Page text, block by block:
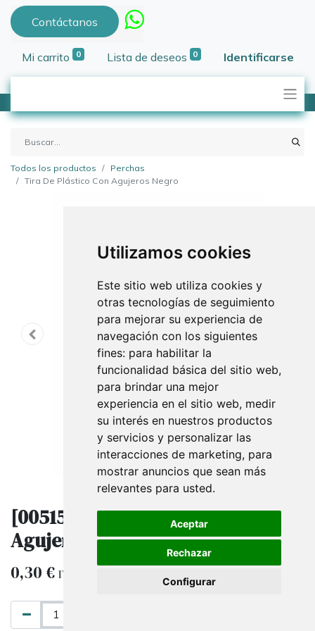
Utilizamos cookies
Este sitio web utiliza cookies y
otras tecnologías de seguimiento
para mejorar su experiencia de
navegación con los siguientes
fines: para habilitar la
funcionalidad básica del sitio web,
para brindar una mejor
experiencia en el sitio web, medir
su interés en nuestros productos
y servicios y personalizar las
interacciones de marketing, para
mostrar anuncios que sean más
relevantes para usted.
Aceptar
Rechazar
Configurar
Contáctanos
Mi carrito 0 Lista de deseos 0 Identificarse
Todos los productos
Perchas
Tira De Plástico Con Agujeros Negro
[005159] Tira De Plástico Con
Agujeros Negro
0,30€ IVA excluido